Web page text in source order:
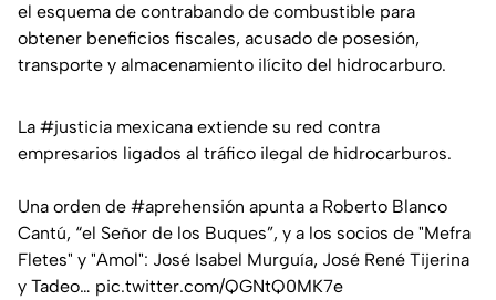
el esquema de contrabando de combustible para
obtener beneficios fiscales, acusado de posesión,
transporte y almacenamiento ilícito del hidrocarburo.
La #justicia mexicana extiende su red contra
empresarios ligados al tráfico ilegal de hidrocarburos.
Una orden de #aprehensión apunta a Roberto Blanco
Cantú, “el Señor de los Buques”, y a los socios de "Mefra
Fletes" y "Amol": José Isabel Murguía, José René Tijerina
y Tadeo… pic.twitter.com/QGNtQ0MK7e